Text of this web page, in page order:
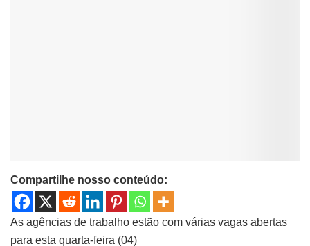
Compartilhe nosso conteúdo:
As agências de trabalho estão com várias vagas abertas
para esta quarta-feira (04)